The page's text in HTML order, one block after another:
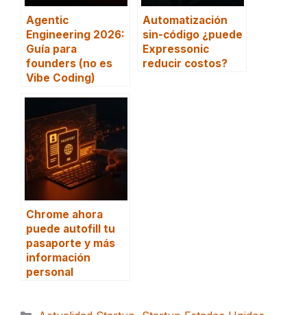
Agentic
Engineering 2026:
Guía para
founders (no es
Vibe Coding)
Automatización
sin-código ¿puede
Expressonic
reducir costos?
Chrome ahora
puede autofill tu
pasaporte y más
información
personal